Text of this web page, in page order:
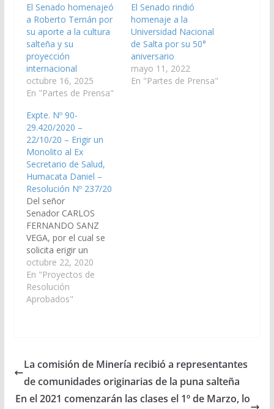
El Senado homenajeó
a Roberto Ternán por
su aporte a la cultura
salteña y su
proyección
internacional
octubre 16, 2025
En "Partes de Prensa"
El Senado rindió
homenaje a la
Universidad Nacional
de Salta por su 50°
aniversario
mayo 11, 2022
En "Partes de Prensa"
Expte. Nº 90-
29.420/2020 –
22/10/20 – Erigir un
Monolito al Ex
Secretario de Salud,
Humacata Daniel –
Resolución Nº 237/20
Del señor
Senador CARLOS
FERNANDO SANZ
VEGA, por el cual se
solicita erigir un
Monolito al Ex
Secretario de Salud,
Humacata Daniel, en la
Plaza General Don
Homenajes).
Aprobado el
26/11/2020
octubre 22, 2020
En "Proyectos de
Resolución
Aprobados"
La comisión de Minería recibió a representantes
de comunidades originarias de la puna salteña
En el 2021 comenzarán las clases el 1º de Marzo, lo